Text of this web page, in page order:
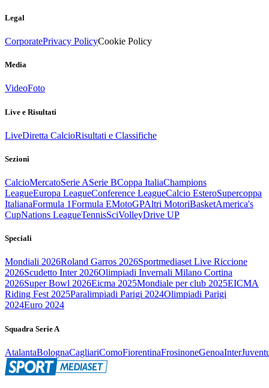
Legal
CorporatePrivacy PolicyCookie Policy
Media
VideoFoto
Live e Risultati
LiveDiretta CalcioRisultati e Classifiche
Sezioni
CalcioMercatoSerie ASerie BCoppa ItaliaChampions
LeagueEuropa LeagueConference LeagueCalcio EsteroSupercoppa
ItalianaFormula 1Formula EMotoGPAltri MotoriBasketAmerica's
CupNations LeagueTennisSciVolleyDrive UP
Speciali
Mondiali 2026Roland Garros 2026Sportmediaset Live Riccione
2026Scudetto Inter 2026Olimpiadi Invernali Milano Cortina
2026Super Bowl 2026Eicma 2025Mondiale per club 2025EICMA
Riding Fest 2025Paralimpiadi Parigi 2024Olimpiadi Parigi
2024Euro 2024
Squadra Serie A
AtalantaBolognaCagliariComoFiorentinaFrosinoneGenoaInter